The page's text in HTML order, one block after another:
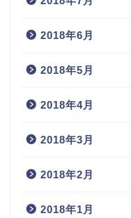
2018年6月
2018年5月
2018年4月
2018年3月
2018年2月
2018年1月